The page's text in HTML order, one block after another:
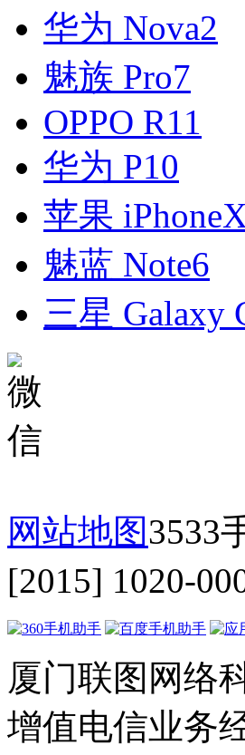
华为 Nova2
魅族 Pro7
OPPO R11
华为 P10
苹果
魅蓝 Note6
三星 Galaxy
网站地图3533
[2015] 1020-
厦门联图网络
增值电信业务